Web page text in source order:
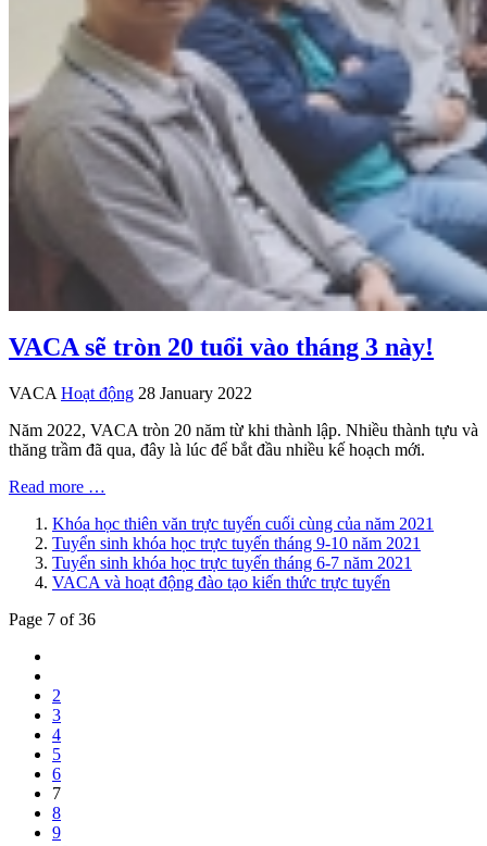
VACA sẽ tròn 20 tuổi vào tháng 3 này!
VACA Hoạt động 28 January 2022
Năm 2022, VACA tròn 20 năm từ khi thành lập. Nhiều thành tựu và
thăng trầm đã qua, đây là lúc để bắt đầu nhiều kế hoạch mới.
Read more …
Khóa học thiên văn trực tuyến cuối cùng của năm 2021
Tuyển sinh khóa học trực tuyến tháng 9-10 năm 2021
Tuyển sinh khóa học trực tuyến tháng 6-7 năm 2021
VACA và hoạt động đào tạo kiến thức trực tuyến
Page 7 of 36
2
3
4
5
6
7
8
9